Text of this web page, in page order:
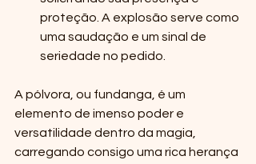
proteção. A explosão serve como
uma saudação e um sinal de
seriedade no pedido.
A pólvora, ou fundanga, é um
elemento de imenso poder e
versatilidade dentro da magia,
carregando consigo uma rica herança